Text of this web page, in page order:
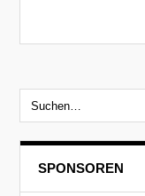
SPONSOREN